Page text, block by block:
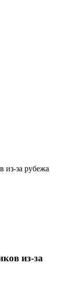
из-за рубежа
из-за